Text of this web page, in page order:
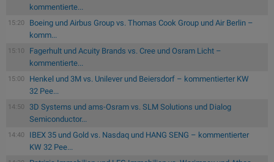
kommentierte...
15:20
Boeing und Airbus Group vs. Thomas Cook Group und Air Berlin –
komm...
15:10
Fagerhult und Acuity Brands vs. Cree und Osram Licht –
kommentierte...
15:00
Henkel und 3M vs. Unilever und Beiersdorf – kommentierter KW
32 Pee...
14:50
3D Systems und ams-Osram vs. SLM Solutions und Dialog
Semiconductor...
14:40
IBEX 35 und Gold vs. Nasdaq und HANG SENG – kommentierter
KW 32 Pee...